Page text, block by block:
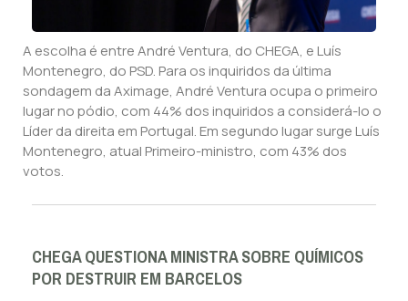
A escolha é entre André Ventura, do CHEGA, e Luís
Montenegro, do PSD. Para os inquiridos da última
sondagem da Aximage, André Ventura ocupa o primeiro
lugar no pódio, com 44% dos inquiridos a considerá-lo o
Líder da direita em Portugal. Em segundo lugar surge Luís
Montenegro, atual Primeiro-ministro, com 43% dos
votos.
CHEGA QUESTIONA MINISTRA SOBRE QUÍMICOS
POR DESTRUIR EM BARCELOS